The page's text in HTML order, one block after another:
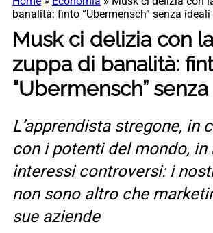
banalità: finto “Ubermensch” senza ideali
Musk ci delizia con
zuppa di banalità:
“Ubermensch”
L’apprendista stregone, in
con i potenti del mondo, in
interessi controversi: i
non sono altro che
sue aziende